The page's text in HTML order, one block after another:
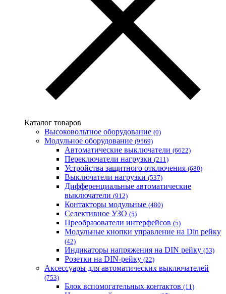
АС Привод (Украина)
АСКО-УКРЕМ (Украина)
Запорожский завод цветных металлов (ЗЗЦМ)
Каблекс Одесса
Мегомметр (Украина)
Промфактор
Термофит
Укрэнерго-Альянс (Украина)
Каталог товаров
Высоковольтное оборудование (0)
Модульное оборудование (9569)
Автоматические выключатели (6622)
Переключатели нагрузки (211)
Устройства защитного отключения (680)
Выключатели нагрузки (537)
Дифференциальные автоматические
выключатели (912)
Контакторы модульные (480)
Селективное УЗО (5)
Преобразователи интерфейсов (5)
Модульные кнопки управление на Din рейку
(42)
Индикаторы напряжения на DIN рейку (53)
Розетки на DIN-рейку (22)
Аксессуары для автоматических выключателей
(753)
Блок вспомогательных контактов (11)